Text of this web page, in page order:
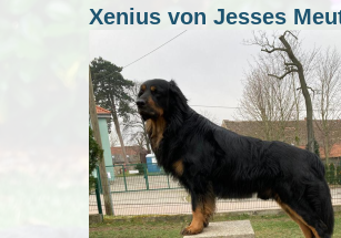
Xenius von Jesses